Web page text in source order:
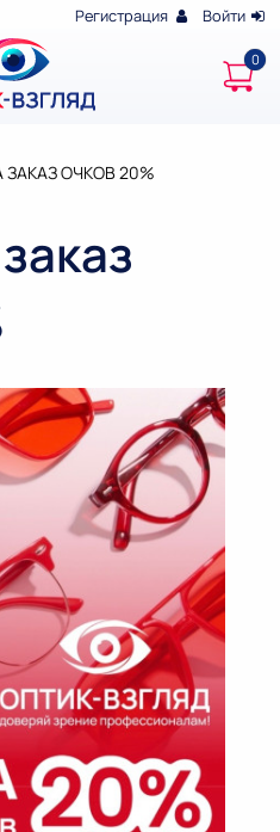
Регистрация Войти
ОЧКОВ 20%